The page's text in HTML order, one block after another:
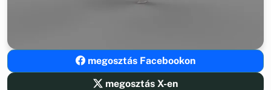
megosztás Facebookon
megosztás X-en